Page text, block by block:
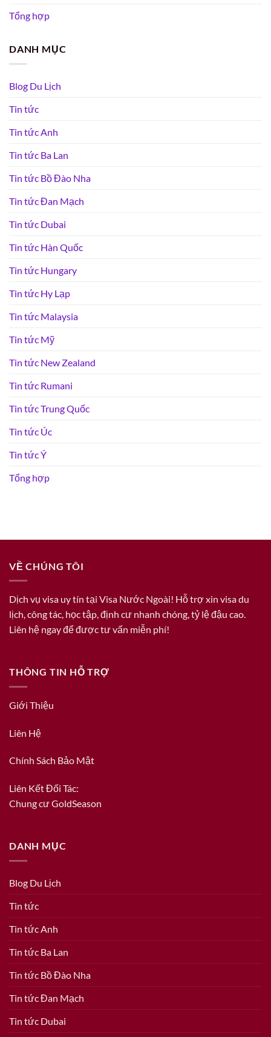
Tổng hợp
DANH MỤC
Blog Du Lịch
Tin tức
Tin tức Anh
Tin tức Ba Lan
Tin tức Bồ Đào Nha
Tin tức Đan Mạch
Tin tức Dubai
Tin tức Hàn Quốc
Tin tức Hungary
Tin tức Hy Lạp
Tin tức Malaysia
Tin tức Mỹ
Tin tức New Zealand
Tin tức Rumani
Tin tức Trung Quốc
Tin tức Úc
Tin tức Ý
Tổng hợp
VỀ CHÚNG TÔI
Dịch vụ visa uy tín tại Visa Nước Ngoài! Hỗ trợ xin visa du
lịch, công tác, học tập, định cư nhanh chóng, tỷ lệ đậu cao.
Liên hệ ngay để được tư vấn miễn phí!
THÔNG TIN HỖ TRỢ
Giới Thiệu
Liên Hệ
Chính Sách Bảo Mật
Liên Kết Đối Tác:
Chung cư GoldSeason
DANH MỤC
Blog Du Lịch
Tin tức
Tin tức Anh
Tin tức Ba Lan
Tin tức Bồ Đào Nha
Tin tức Đan Mạch
Tin tức Dubai